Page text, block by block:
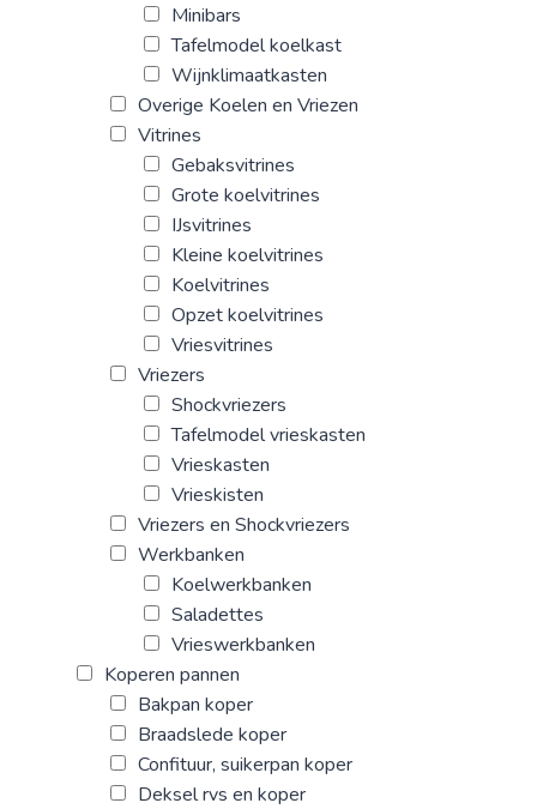
Minibars
Tafelmodel koelkast
Wijnklimaatkasten
Overige Koelen en Vriezen
Vitrines
Gebaksvitrines
Grote koelvitrines
IJsvitrines
Kleine koelvitrines
Koelvitrines
Opzet koelvitrines
Vriesvitrines
Vriezers
Shockvriezers
Tafelmodel vrieskasten
Vrieskasten
Vrieskisten
Vriezers en Shockvriezers
Werkbanken
Koelwerkbanken
Saladettes
Vrieswerkbanken
Koperen pannen
Bakpan koper
Braadslede koper
Confituur, suikerpan koper
Deksel rvs en koper